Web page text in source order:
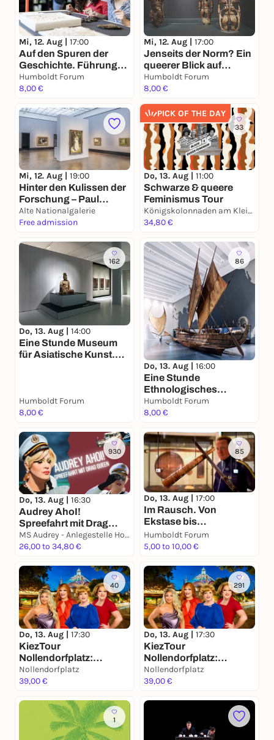
Mi, 12. Aug | 17:00
Auf den Spuren der
Geschichte. Führung
zur Geschichte des
Ortes
Humboldt Forum
8,00 €
Mi, 12. Aug | 17:00
Jenseits der Norm? Ein
queerer Blick auf
Geschlechter und
Sexualitäten in der
Sammlung
Humboldt Forum
8,00 €
Mi, 12. Aug | 19:00
Hinter den Kulissen der
Forschung – Paul
Cassirer als
Unterstützer der
Alte Nationalgalerie
Free admission
PICK OF THE DAY
33
Do, 13. Aug | 11:00
Schwarze & queere
Feminismus Tour
Königskolonnaden am Kleist-Park
34,80 €
162
Do, 13. Aug | 14:00
Eine Stunde Museum
für Asiatische Kunst.
Humboldt Forum
8,00 €
86
Do, 13. Aug | 16:00
Eine Stunde
Ethnologisches
Museum. Ein
Rundgang
Humboldt Forum
8,00 €
930
Do, 13. Aug | 16:30
Audrey AhoI!
Spreefahrt mit Drag
Queen
MS Audrey - Anlegestelle Holsteiner Ufer 32
26,00 to 34,80 €
85
Do, 13. Aug | 17:00
Im Rausch. Von
Ekstase bis
Erleuchtung.
Tandemführung. Der
soweit
Humboldt Forum
5,00 to 10,00 €
40
Do, 13. Aug | 17:30
KiezTour
Nollendorfplatz:
Erlebnis-Tour mit Drag-
Guides
Nollendorfplatz
39,00 €
291
Do, 13. Aug | 17:30
KiezTour
Nollendorfplatz:
History-Tour mit Drag-
Guides
Nollendorfplatz
39,00 €
1